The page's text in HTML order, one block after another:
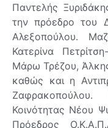
Παντελής
την πρόεδρο του
Αλεξοπούλου.
Κατερίνα
Μάρω Τρέζου,
καθώς και η
Κοινότητας Νέου
Πρόεδρος